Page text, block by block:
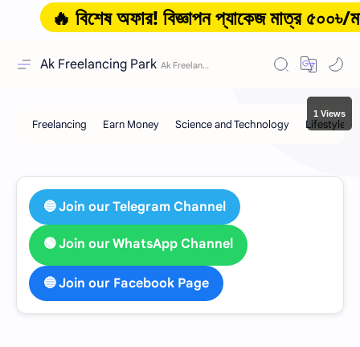
Ak Freelancing Park
🔥 বিশেষ অফার! বিজ্ঞাপন প্যাকেজ মাত্র ৫০০৳/মাস
🔵 Join our Telegram Channel
🟢 Join our WhatsApp Channel
🔵 Join our Facebook Page
1 Views